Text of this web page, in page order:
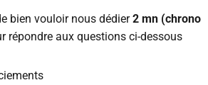
bien vouloir nous dédier2 mn (chrono
répondre aux questions ci-dessous